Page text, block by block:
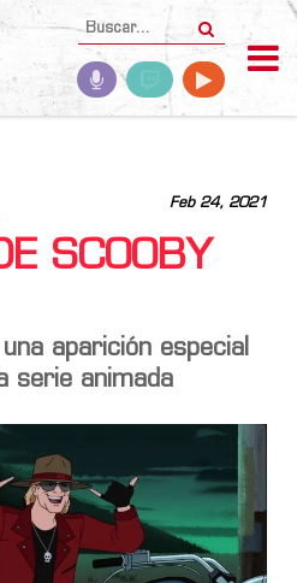
Feb 24, 2021
SCOOBY
aparición especial
serie animada